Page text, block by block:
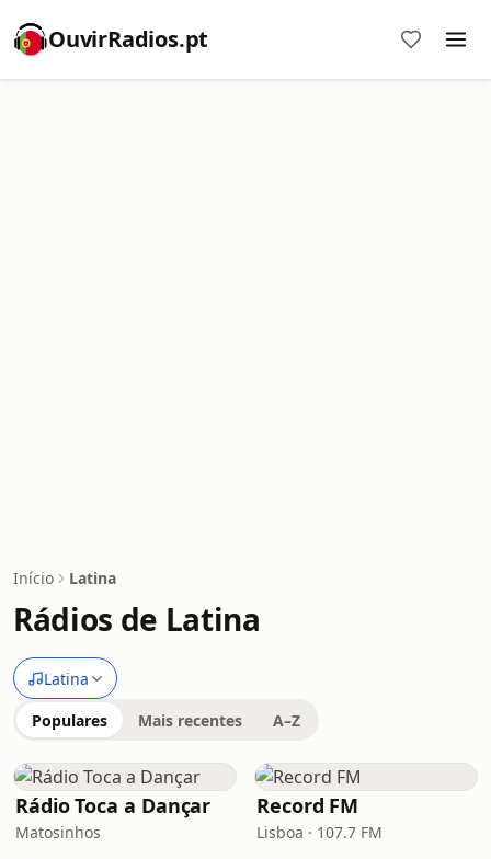
OuvirRadios.pt
Início Latina
Rádios de Latina
Latina
Populares Mais recentes A–Z
Rádio Toca a Dançar
Matosinhos
Record FM
Lisboa · 107.7 FM